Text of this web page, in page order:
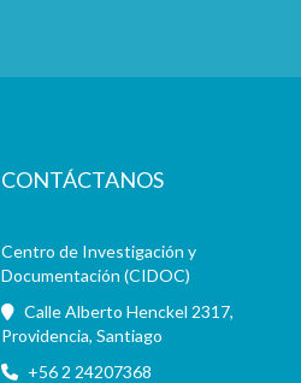
CONTÁCTANOS
Centro de Investigación y
Documentación (CIDOC)
Calle Alberto Henckel 2317,
Providencia, Santiago
+56 2 24207368